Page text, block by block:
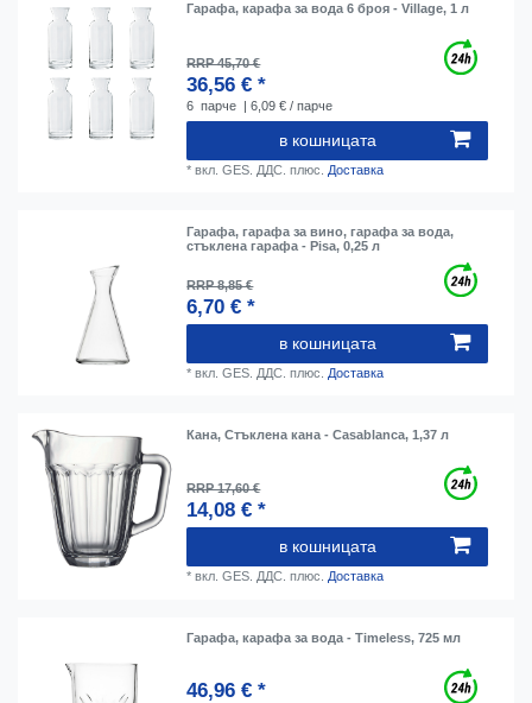
Гарафа, карафа за вода 6 броя - Village, 1 л
RRP 45,70 €
36,56 € *
6 парче | 6,09 € / парче
в кошницата
*вкл. GES. ДДС. плюс. Доставка
Гарафа, гарафа за вино, гарафа за вода,
стъклена гарафа - Pisa, 0,25 л
RRP 8,85 €
6,70 € *
в кошницата
*вкл. GES. ДДС. плюс. Доставка
Кана, Стъклена кана - Casablanca, 1,37 л
RRP 17,60 €
14,08 € *
в кошницата
*вкл. GES. ДДС. плюс.Доставка
Гарафа, карафа за вода - Timeless, 725 мл
46,96 € *